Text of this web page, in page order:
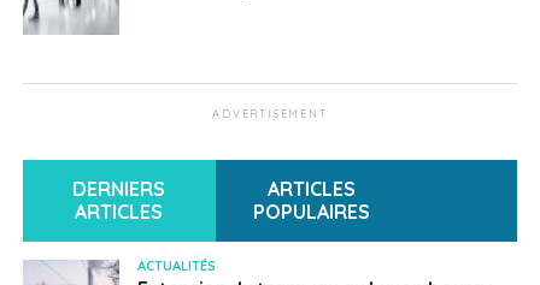
ADVERTISEMENT
DERNIERS
ARTICLES
ARTICLES
POPULAIRES
ACTUALITÉS